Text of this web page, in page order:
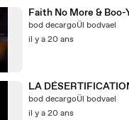
Faith No More & Boo-
bod decargoÜl bodvael
il y a 20 ans
LA
bod decargoÜl bodvael
il y a 20 ans